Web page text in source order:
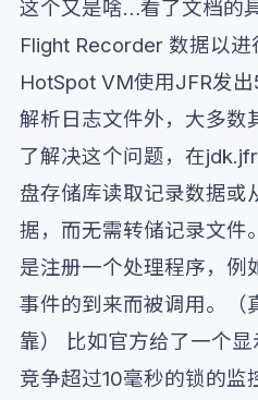
这个又是啥…看了文档的
Flight Recorder 数据以
HotSpot VM使用JFR发
解析日志文件外，大多数
了解决这个问题，在
盘存储库读取记录数据或
据，而无需转储记录文件
是注册一个处理程序，例
事件的到来而被调用。（
靠） 比如官方给了一个
竞争超过10毫秒的锁的监